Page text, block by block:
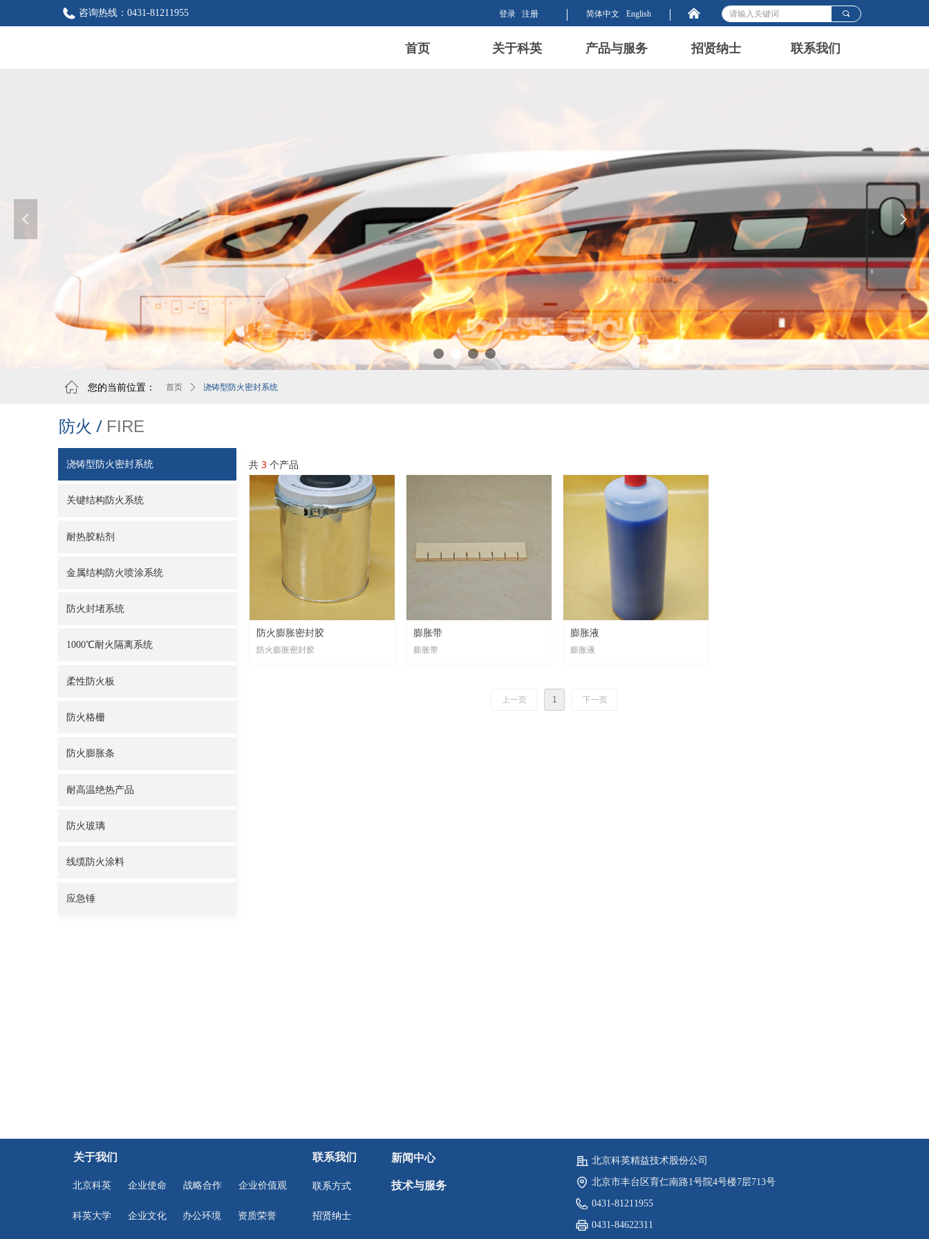
낀 끠
登录 注册
咨询热线： 0431-81211955 简体中文 English
首页 关于科英 产品与服务 招贤纳士 联系我们
ꀇ 您的当前位置： 首页 ꄲ 浇铸型防火密封系统
防火 / FIRE
共 3 个产品
防火膨胀密封胶
防火膨胀密封胶
膨胀带
膨胀带
膨胀液
膨胀液
上一页 1 下一页
浇铸型防火密封系统
关键结构防火系统
耐热胶粘剂
金属结构防火喷涂系统
防火封堵系统
1000℃耐火隔离系统
柔性防火板
防火格栅
防火膨胀条
耐高温绝热产品
防火玻璃
线缆防火涂料
应急锤
넳 넲
技术与服务
北京科英精益技术股份公司
北京市丰台区育仁南路1号院4号楼7层713号
0431-81211955
0431-84622311
新闻中心
联系方式
招贤纳士
联系我们
北京科英 企业使命 战略合作 企业价值观
关于我们
科英大学 企业文化 办公环境 资质荣誉